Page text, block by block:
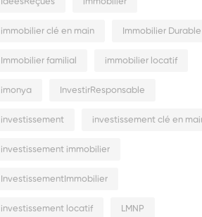
immobilier clé en main Immobilier Durable
Immobilier familial immobilier locatif
imonya InvestirResponsable
investissement investissement clé en
investissement immobilier
InvestissementImmobilier
investissement locatif LMNP